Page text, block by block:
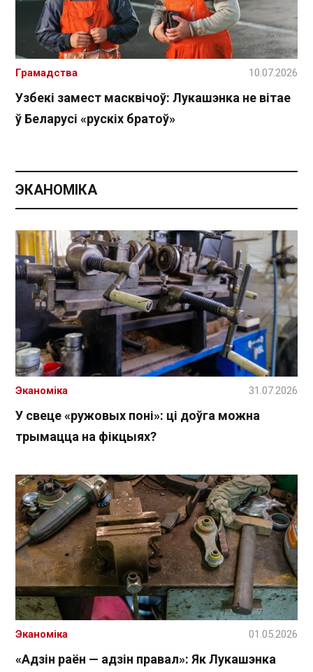
Узбекі замест масквічоў: Лукашэнка не вітае
ў Беларусі «рускіх братоў»
Грамадства 10.07.2026
ЭКАНОМІКА
У свеце «ружовых поні»: ці доўга можна
трымацца на фікцыях?
Эканоміка 31.07.2026
«Адзін раён — адзін правал»: Як Лукашэнка
Эканоміка 01.05.2026